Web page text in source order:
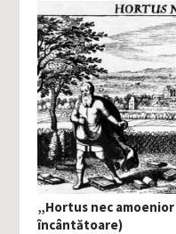
„Hortus nec
încântătoare)